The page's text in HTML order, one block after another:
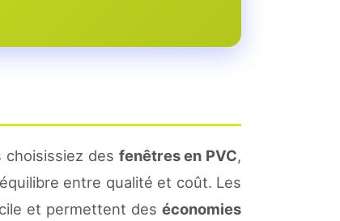
des fenêtres en PVC,
entre qualité et coût. Les
et permettent deséconomies